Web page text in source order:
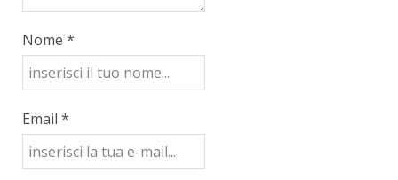
Nome *
Email *